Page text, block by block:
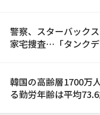
警察、スターバック
家宅捜査…「タンク
韓国の高齢層1700万
る勤労年齢は平均